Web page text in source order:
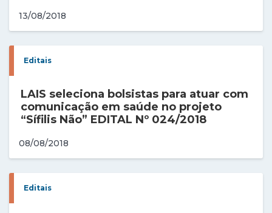
13/08/2018
Editais
LAIS seleciona bolsistas para atuar com
comunicação em saúde no projeto
“Sífilis Não” EDITAL Nº 024/2018
08/08/2018
Editais